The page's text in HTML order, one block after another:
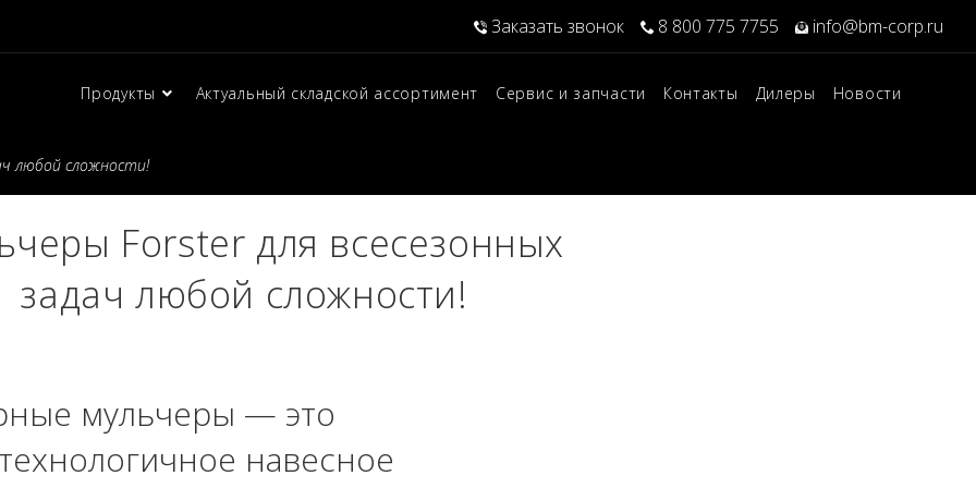
Заказать звонок 8 800 775 7755 info@bm-corp.ru
Продукты Актуальный складской ассортимент Сервис и запчасти Контакты Дилеры Новости
любой сложности!
Forster для всесезонных
задач любой сложности!
мульчеры — это
навесное